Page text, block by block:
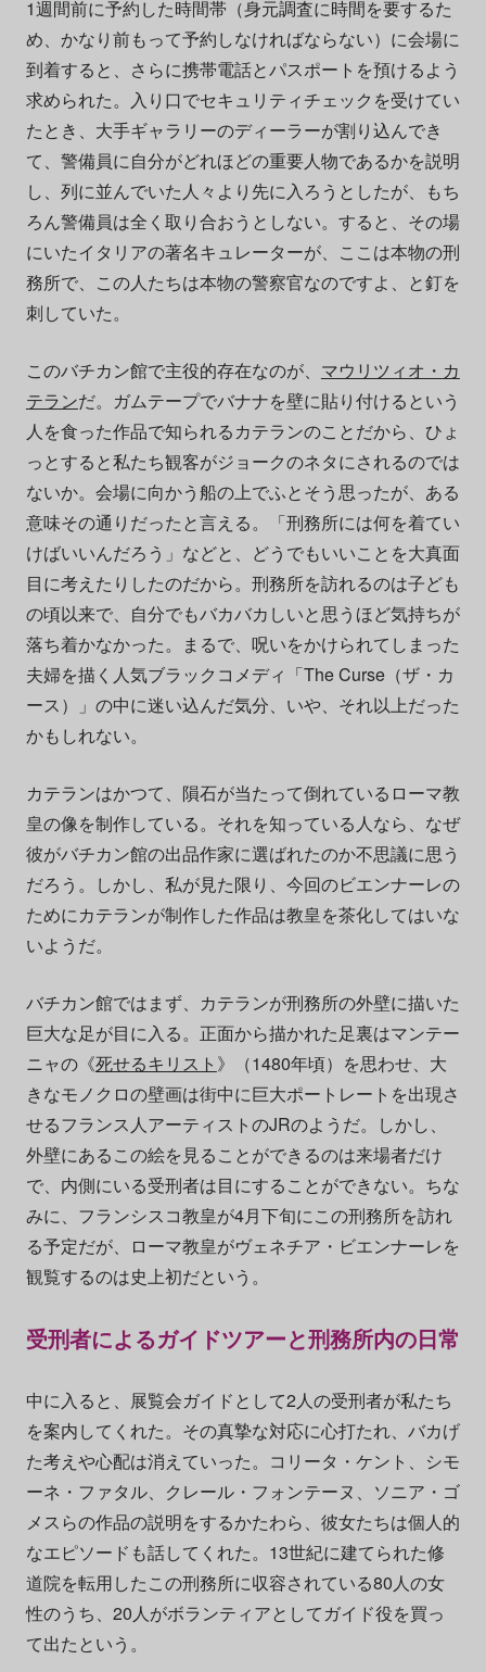
1週間前に予約した時間帯（身元調査に時間を要するた
め、かなり前もって予約しなければならない）に会場に
到着すると、さらに携帯電話とパスポートを預けるよう
求められた。入り口でセキュリティチェックを受けてい
たとき、大手ギャラリーのディーラーが割り込んでき
て、警備員に自分がどれほどの重要人物であるかを説明
し、列に並んでいた人々より先に入ろうとしたが、もち
ろん警備員は全く取り合おうとしない。すると、その場
にいたイタリアの著名キュレーターが、ここは本物の刑
務所で、この人たちは本物の警察官なのですよ、と釘を
刺していた。
このバチカン館で主役的存在なのが、 マウリツィオ・カ
テランだ。ガムテープでバナナを壁に貼り付けるという
人を食った作品で知られるカテランのことだから、ひょ
っとすると私たち観客がジョークのネタにされるのでは
ないか。会場に向かう船の上でふとそう思ったが、ある
意味その通りだったと言える。「刑務所には何を着てい
けばいいんだろう」などと、どうでもいいことを大真面
目に考えたりしたのだから。刑務所を訪れるのは子ども
の頃以来で、自分でもバカバカしいと思うほど気持ちが
落ち着かなかった。まるで、呪いをかけられてしまった
夫婦を描く人気ブラックコメディ「The Curse（ザ・カ
ース）」の中に迷い込んだ気分、いや、それ以上だった
かもしれない。
カテランはかつて、隕石が当たって倒れているローマ教
皇の像を制作している。それを知っている人なら、なぜ
彼がバチカン館の出品作家に選ばれたのか不思議に思う
だろう。しかし、私が見た限り、今回のビエンナーレの
ためにカテランが制作した作品は教皇を茶化してはいな
いようだ。
バチカン館ではまず、カテランが刑務所の外壁に描いた
巨大な足が目に入る。正面から描かれた足裏はマンテー
ニャの《死せるキリスト 》（1480年頃）を思わせ、大
きなモノクロの壁画は街中に巨大ポートレートを出現さ
せるフランス人アーティストのJRのようだ。しかし、
外壁にあるこの絵を見ることができるのは来場者だけ
で、内側にいる受刑者は目にすることができない。ちな
みに、フランシスコ教皇が4月下旬にこの刑務所を訪れ
る予定だが、ローマ教皇がヴェネチア・ビエンナーレを
観覧するのは史上初だという。
受刑者によるガイドツアーと刑務所内の日常
中に入ると、展覧会ガイドとして2人の受刑者が私たち
を案内してくれた。その真摯な対応に心打たれ、バカげ
た考えや心配は消えていった。コリータ・ケント、シモ
ーネ・ファタル、クレール・フォンテーヌ、ソニア・ゴ
メスらの作品の説明をするかたわら、彼女たちは個人的
なエピソードも話してくれた。13世紀に建てられた修
道院を転用したこの刑務所に収容されている80人の女
性のうち、20人がボランティアとしてガイド役を買っ
て出たという。